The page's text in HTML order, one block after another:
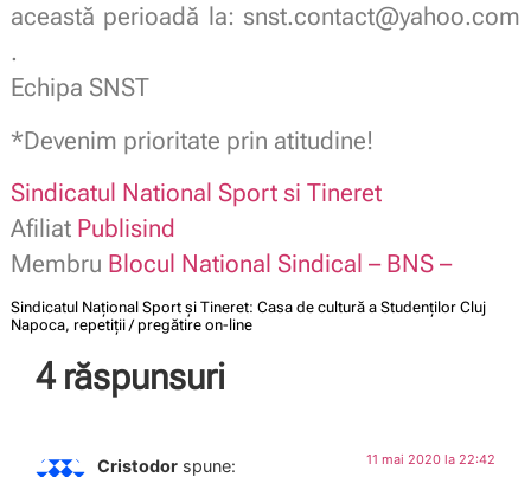
această perioadă la: snst.contact@yahoo.com
.
Echipa SNST
*Devenim prioritate prin atitudine!
Sindicatul National Sport si Tineret
Afiliat Publisind
Membru Blocul National Sindical – BNS –
Sindicatul Național Sport și Tineret: Casa de cultură a Studenților Cluj
Napoca, repetiții / pregătire on-line
4 răspunsuri
Cristodor spune: 11 mai 2020 la 22:42